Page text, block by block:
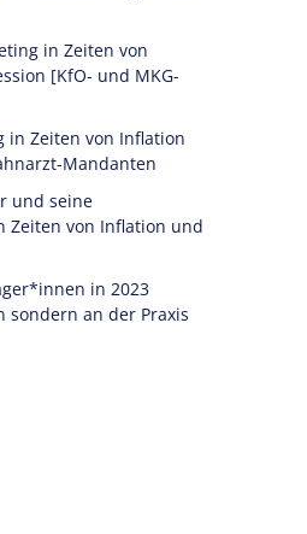
in Zeiten von
[KfO- und MKG-
in Zeiten von Inflation
Mandanten
und seine
Zeiten von Inflation und
in 2023
sondern an der Praxis